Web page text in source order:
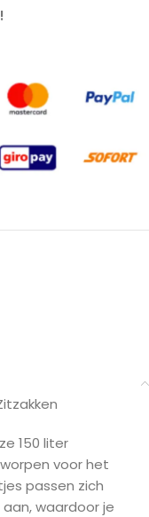
150 liter
voor het
passen zich
waardoor je